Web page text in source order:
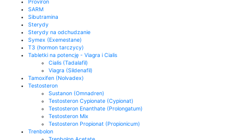
Proviron
SARM
Sibutramina
Sterydy
Sterydy na odchudzanie
Symex (Exemestane)
T3 (hormon tarczycy)
Tabletki na potencję - Viagra i Cialis
Cialis (Tadalafil)
Viagra (Sildenafil)
Tamoxifen (Nolvadex)
Testosteron
Sustanon (Omnadren)
Testosteron Cypionate (Cypionat)
Testosteron Enanthate (Prolongatum)
Testosteron Mix
Testosteron Propionat (Propionicum)
Trenbolon